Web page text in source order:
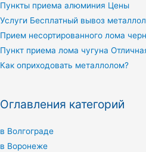
Пункты приема алюминия Цены
Услуги Бесплатный вывоз
Прием несортированного лома
Пункт приема лома чугуна
Как оприходовать металлолом?
Оглавления категорий
в Волгограде
в Воронеже